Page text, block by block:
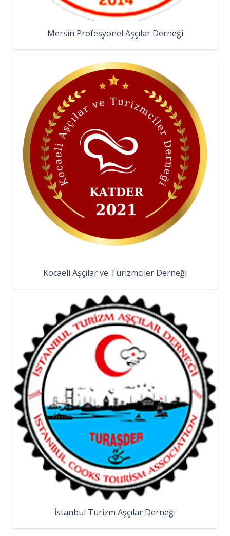
Mersin Profesyonel Aşçılar Derneği
Kocaeli Aşçılar ve Turizmciler Derneği
İstanbul Turizm Aşçılar Derneği